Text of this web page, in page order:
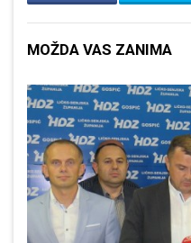
MOŽDA VAS ZANIMA